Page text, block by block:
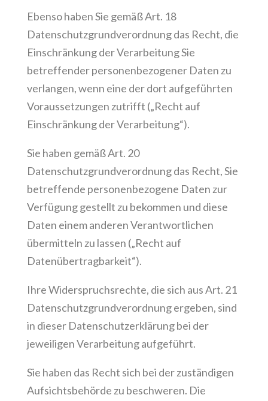
Ebenso haben Sie gemäß Art. 18
Datenschutzgrundverordnung das Recht, die
Einschränkung der Verarbeitung Sie
betreffender personenbezogener Daten zu
verlangen, wenn eine der dort aufgeführten
Voraussetzungen zutrifft („Recht auf
Einschränkung der Verarbeitung“).
Sie haben gemäß Art. 20
Datenschutzgrundverordnung das Recht, Sie
betreffende personenbezogene Daten zur
Verfügung gestellt zu bekommen und diese
Daten einem anderen Verantwortlichen
übermitteln zu lassen („Recht auf
Datenübertragbarkeit“).
Ihre Widerspruchsrechte, die sich aus Art. 21
Datenschutzgrundverordnung ergeben, sind
in dieser Datenschutzerklärung bei der
jeweiligen Verarbeitung aufgeführt.
Sie haben das Recht sich bei der zuständigen
Aufsichtsbehörde zu beschweren. Die